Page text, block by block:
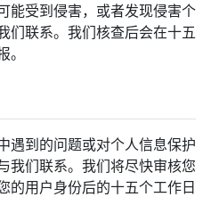
能受到侵害，或者发现侵害个
们联系。我们核查后会在十五
遇到的问题或对个人信息保护
我们联系。我们将尽快审核您
的用户身份后的十五个工作日